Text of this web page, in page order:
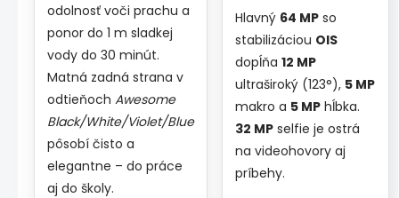
odolnosť voči prachu a
ponor do 1 m sladkej
vody do 30 minút.
Matná zadná strana v
odtieňoch Awesome
Black/White/Violet/Blue
pôsobí čisto a
elegantne – do práce
aj do školy.
Hlavný 64 MPso
stabilizáciou OIS
dopĺňa 12 MP
ultraširoký (123°), 5 MP
makro a 5 MPhĺbka.
32 MPselfie je ostrá
na videohovory aj
príbehy.